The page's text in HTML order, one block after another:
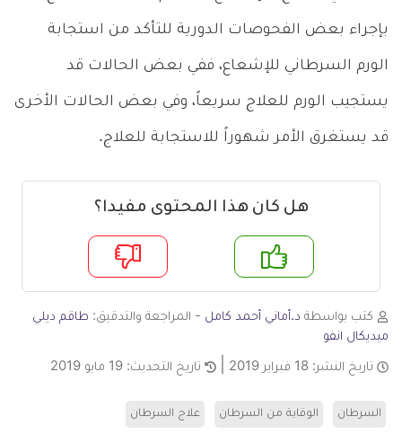
بإجراء بعض الفحوصات الدورية للتأكد من استجابة
الورم السرطاني للإشعاع، ففي بعض الحالات قد
يستجيب الورم للعلاج سريعاً، وفي بعض الحالات الأخرى
قد يستغرق الأمر شهوراً للاستجابة للعلاج.
هل كان هذا المحتوى مفيدا؟
لا
كتب بواسطة د.أماني أحمد كامل - المراجعة والتدقيق: طاقم ديلي
ميديكال انفو
تاريخ النشر: 18 فبراير 2019 تاريخ التحديث: 19 مايو 2019
السرطان الوقاية من السرطان علاج السرطان